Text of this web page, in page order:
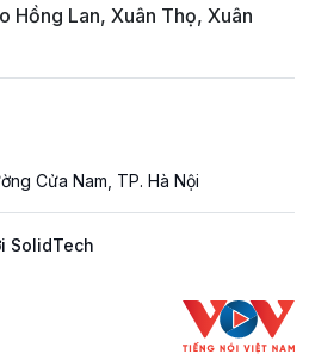
Hồng Lan, Xuân Thọ, Xuân
Cửa Nam, TP. Hà Nội
SolidTech